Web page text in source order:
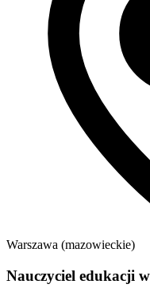
Warszawa (mazowieckie)
Nauczyciel edukacji